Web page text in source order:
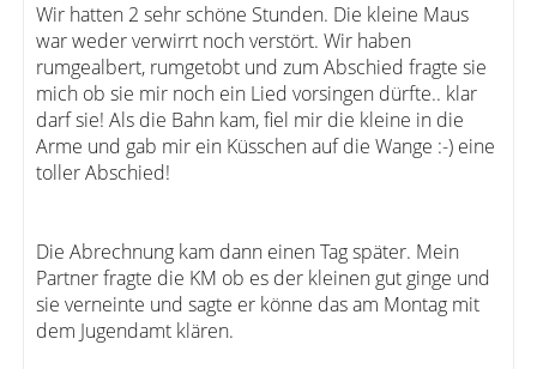
Wir hatten 2 sehr schöne Stunden. Die kleine Maus
war weder verwirrt noch verstört. Wir haben
rumgealbert, rumgetobt und zum Abschied fragte sie
mich ob sie mir noch ein Lied vorsingen dürfte.. klar
darf sie! Als die Bahn kam, fiel mir die kleine in die
Arme und gab mir ein Küsschen auf die Wange :-) eine
toller Abschied!
Die Abrechnung kam dann einen Tag später. Mein
Partner fragte die KM ob es der kleinen gut ginge und
sie verneinte und sagte er könne das am Montag mit
dem Jugendamt klären.